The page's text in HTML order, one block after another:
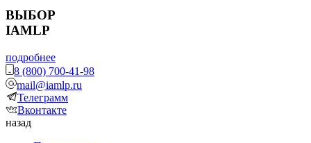
ВЫБОР
IAMLP
подробнее
8 (800) 700-41-98
mail@iamlp.ru
Телеграмм
Вконтакте
назад